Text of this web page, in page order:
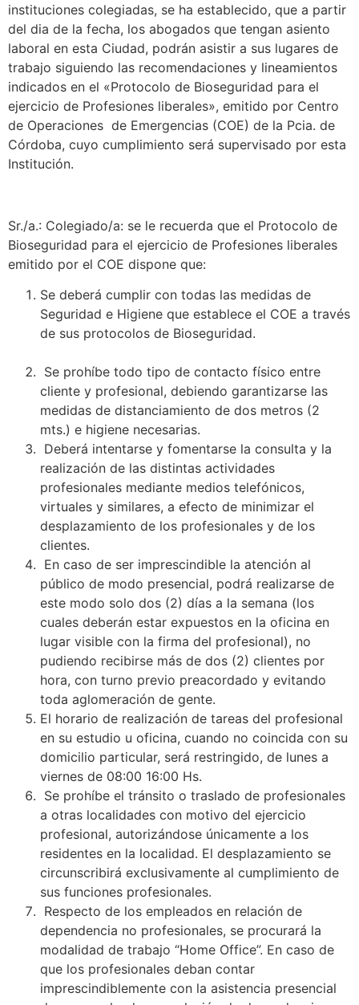
instituciones colegiadas, se ha establecido, que a partir
del dia de la fecha, los abogados que tengan asiento
laboral en esta Ciudad, podrán asistir a sus lugares de
trabajo siguiendo las recomendaciones y lineamientos
indicados en el «Protocolo de Bioseguridad para el
ejercicio de Profesiones liberales», emitido por Centro
de Operaciones de Emergencias (COE) de la Pcia. de
Córdoba, cuyo cumplimiento será supervisado por esta
Institución.
Sr./a.: Colegiado/a: se le recuerda que el Protocolo de
Bioseguridad para el ejercicio de Profesiones liberales
emitido por el COE dispone que:
Se deberá cumplir con todas las medidas de
Seguridad e Higiene que establece el COE a través
de sus protocolos de Bioseguridad.
Se prohíbe todo tipo de contacto físico entre
cliente y profesional, debiendo garantizarse las
medidas de distanciamiento de dos metros (2
mts.) e higiene necesarias.
Deberá intentarse y fomentarse la consulta y la
realización de las distintas actividades
profesionales mediante medios telefónicos,
virtuales y similares, a efecto de minimizar el
desplazamiento de los profesionales y de los
clientes.
En caso de ser imprescindible la atención al
público de modo presencial, podrá realizarse de
este modo solo dos (2) días a la semana (los
cuales deberán estar expuestos en la oficina en
lugar visible con la firma del profesional), no
pudiendo recibirse más de dos (2) clientes por
hora, con turno previo preacordado y evitando
toda aglomeración de gente.
El horario de realización de tareas del profesional
en su estudio u oficina, cuando no coincida con su
domicilio particular, será restringido, de lunes a
viernes de 08:00 16:00 Hs.
Se prohíbe el tránsito o traslado de profesionales
a otras localidades con motivo del ejercicio
profesional, autorizándose únicamente a los
residentes en la localidad. El desplazamiento se
circunscribirá exclusivamente al cumplimiento de
sus funciones profesionales.
Respecto de los empleados en relación de
dependencia no profesionales, se procurará la
modalidad de trabajo “Home Office”. En caso de
que los profesionales deban contar
imprescindiblemente con la asistencia presencial